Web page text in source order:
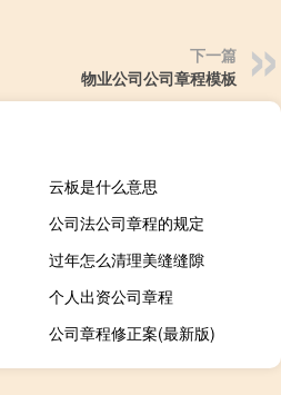
下一篇
物业公司公司章程模板
云板是什么意思
公司法公司章程的规定
过年怎么清理美缝缝隙
个人出资公司章程
公司章程修正案(最新版)